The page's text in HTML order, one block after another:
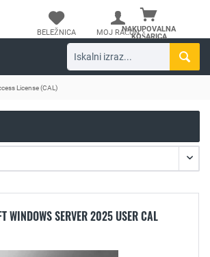
NAKUPOVALNA
KOŠARICA
BELEŽNICA MOJ RAČUN
License (CAL)
WINDOWS SERVER 2025 USER CAL